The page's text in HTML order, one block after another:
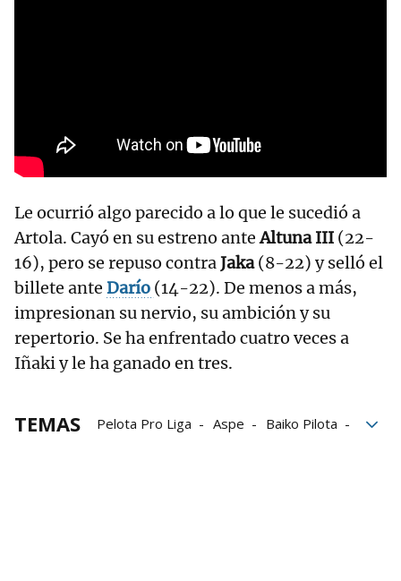
Le ocurrió algo parecido a lo que le sucedió a
Artola. Cayó en su estreno anteAltuna III (22-
16), pero se repuso contraJaka(8-22) y selló el
billete ante Darío (14-22). De menos a más,
impresionan su nervio, su ambición y su
repertorio. Se ha enfrentado cuatro veces a
Iñaki y le ha ganado en tres.
TEMAS Pelota Pro Liga Aspe
Baiko Pilota